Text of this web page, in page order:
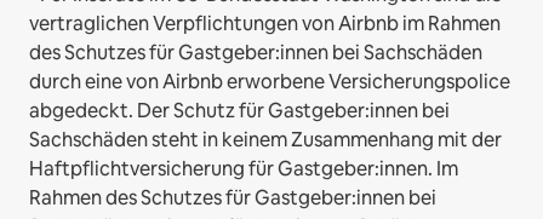
vertraglichen Verpflichtungen von Airbnb im Rahmen
des Schutzes für Gastgeber:innen bei Sachschäden
durch eine von Airbnb erworbene Versicherungspolice
abgedeckt. Der Schutz für Gastgeber:innen bei
Sachschäden steht in keinem Zusammenhang mit der
Haftpflichtversicherung für Gastgeber:innen. Im
Rahmen des Schutzes für Gastgeber:innen bei